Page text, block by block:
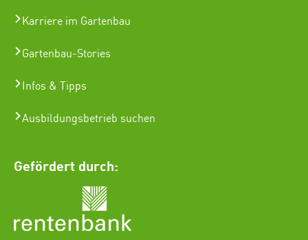
Karriere im Gartenbau
Gartenbau-Stories
Infos & Tipps
Ausbildungsbetrieb suchen
Gefördert durch: